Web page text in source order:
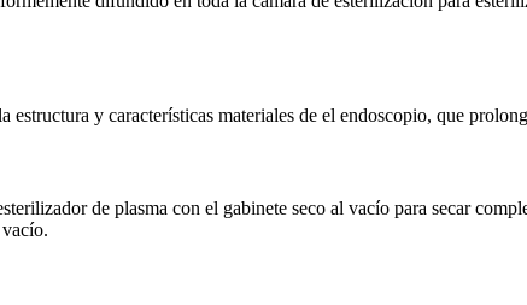
y características materiales de el endoscopio, que
de plasma con el gabinete seco al vacío para secar